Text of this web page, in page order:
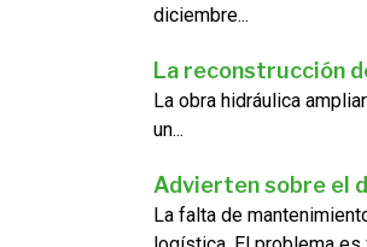
diciembre...
La reconstrucción
La obra hidráulica
un...
Advierten sobre el
La falta de